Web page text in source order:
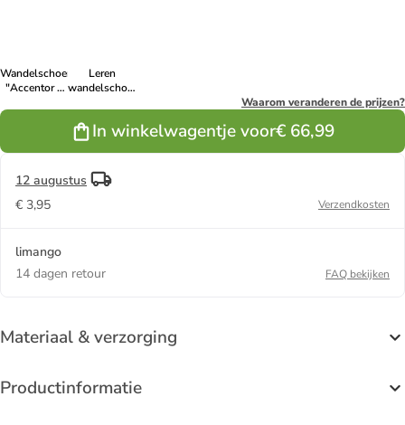
Wandelschoenen
"Accentor 3
Leren
wandelschoenen
Waarom veranderen de prijzen?
In winkelwagentje voor€ 66,99
12 augustus
€ 3,95
Verzendkosten
limango
14 dagen retour
FAQ bekijken
Materiaal & verzorging
Productinformatie